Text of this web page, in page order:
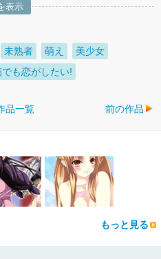
表示
未熟者 萌え
美少女
も恋がしたい!
品一覧 前の作品
もっと見る